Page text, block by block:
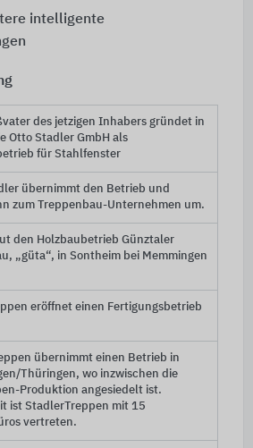
intelligente
des jetzigen Inhabers gründet in
Otto Stadler GmbH als
für Stahlfenster
übernimmt den Betrieb und
zum Treppenbau-Unternehmen um.
den Holzbaubetrieb Günztaler
„güta“, in Sontheim bei Memmingen
eröffnet einen Fertigungsbetrieb
übernimmt einen Betrieb in
Thüringen, wo inzwischen die
Produktion angesiedelt ist.
ist StadlerTreppen mit 15
vertreten.